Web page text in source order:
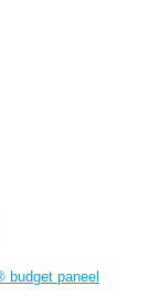
budget paneel